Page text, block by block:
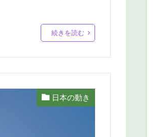
続きを読む
日本の動き